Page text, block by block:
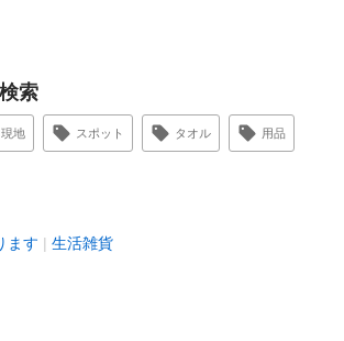
索
現地 スポット タオル 用品
ます 生活雑貨